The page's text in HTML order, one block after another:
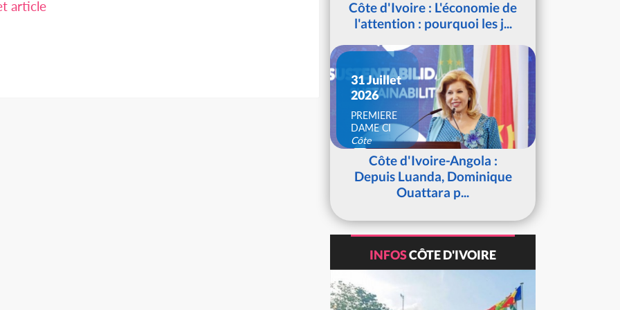
article
Côte d'Ivoire : L'économie de
l'attention : pourquoi les j...
31 Juillet
2026
PREMIERE
DAME CI
Côte
d'IvoireCôte d'Ivoire-Angola :
Depuis Luanda, Dominique
Ouattara p...
INFOSCÔTE D'IVOIRE